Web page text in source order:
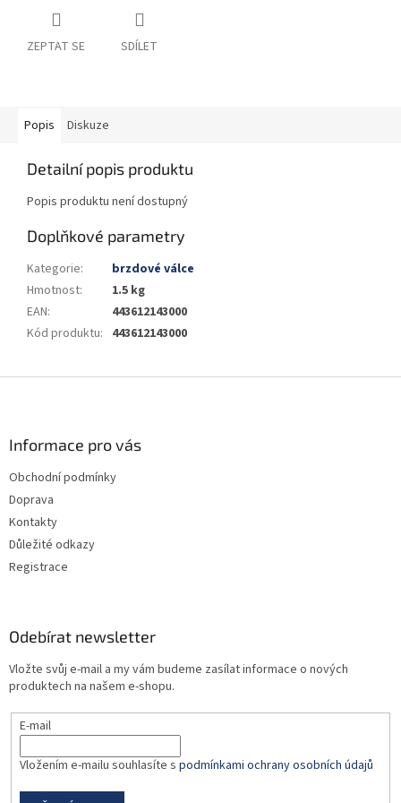
ZEPTAT SE SDÍLET
Popis Diskuze
Detailní popis produktu
Popis produktu není dostupný
Doplňkové parametry
Kategorie:
brzdové válce
Hmotnost:
1.5 kg
EAN:
443612143000
Kód produktu: 443612143000
Informace pro vás
Obchodní podmínky
Doprava
Kontakty
Důležité odkazy
Registrace
Odebírat newsletter
Vložte svůj e-mail a my vám budeme zasílat informace o nových
produktech na našem e-shopu.
E-mail
Vložením e-mailu souhlasíte s podmínkami ochrany osobních údajů